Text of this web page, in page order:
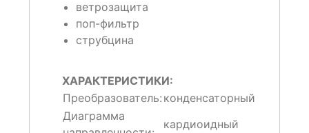
ветрозащита
поп-фильтр
струбцина
ХАРАКТЕРИСТИКИ:
Преобразователь: конденсаторный
Диаграмма
кардиоидный